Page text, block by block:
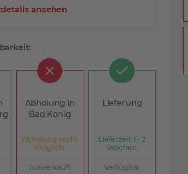
ansehen
Abholung in
Bad König
Abholung nicht
möglich
Ausverkauft
Lieferung
Lieferzeit 1 - 2
Wochen
Verfügbar